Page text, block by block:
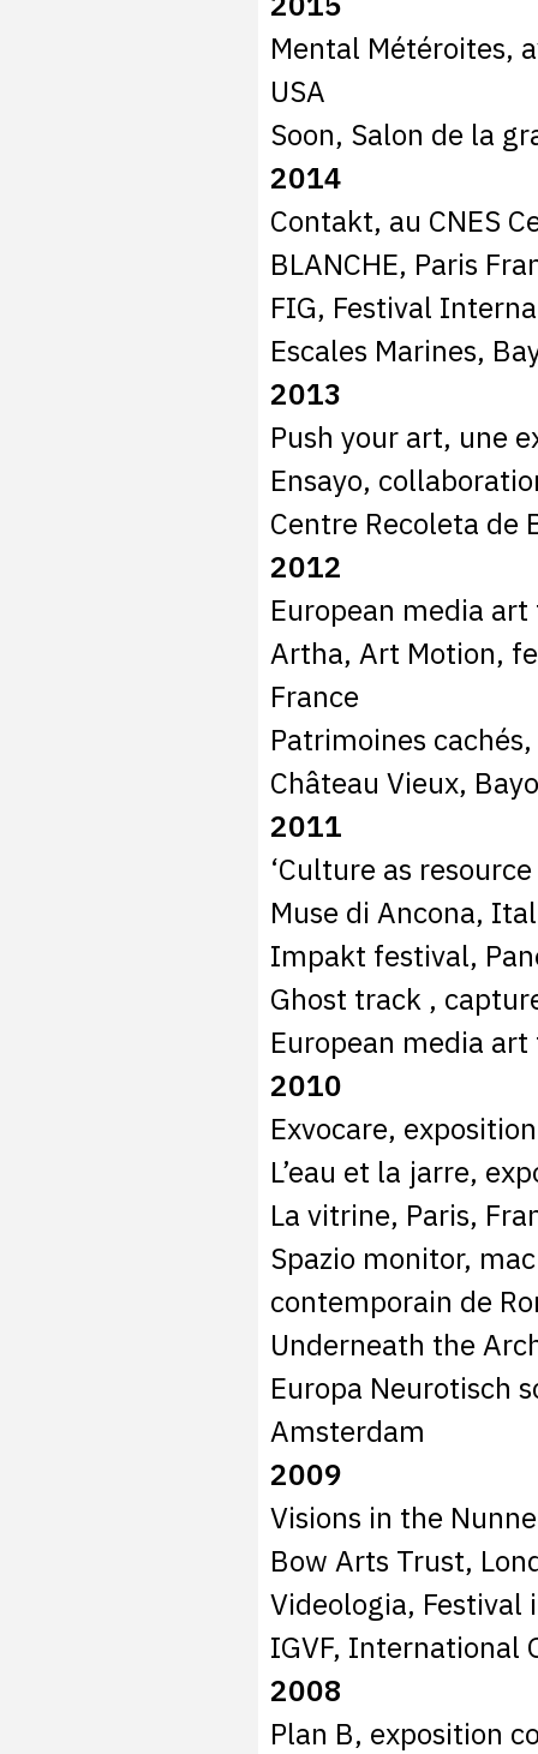
Mental Météroites,
USA
Soon, Salon de la
2014
Contakt, au CNES
BLANCHE, Paris
FIG, Festival
Escales Marines,
2013
Push your art, une
Ensayo,
Centre Recoleta de
2012
European media
Artha, Art Motion,
France
Patrimoines
Château Vieux,
2011
‘Culture as
Muse di Ancona,
Impakt festival,
Ghost track ,
European media
2010
Exvocare,
L’eau et la jarre,
La vitrine, Paris,
Spazio monitor,
contemporain de
Underneath the
Europa Neurotisch
Amsterdam
2009
Visions in the
Bow Arts Trust,
Videologia, Festival
IGVF, International
2008
Plan B, exposition